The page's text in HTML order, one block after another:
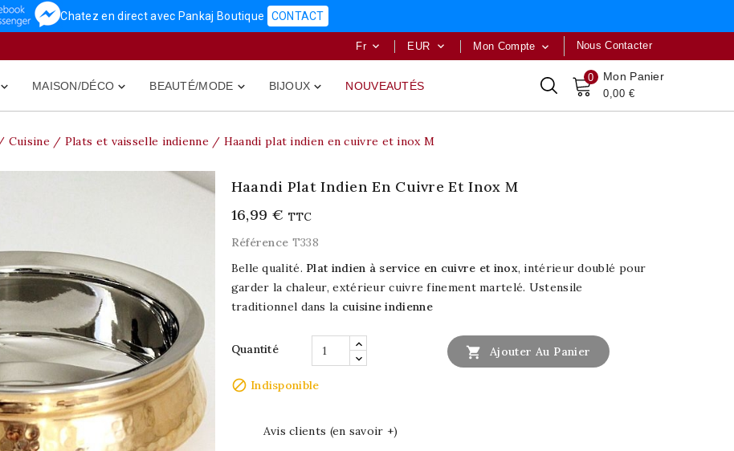
Chatez en direct avec Pankaj Boutique CONTACT
Nous Contacter
Mon Compte 
EUR 
Fr 
0 Mon Panier
0,00 €
 
MAISON/DÉCO 
BEAUTÉ/MODE 
BIJOUX NOUVEAUTÉS
Cuisine Plats et vaisselle indienne Haandi plat indien en cuivre et inox M
Haandi Plat Indien En Cuivre Et Inox M
16,99 € TTC
Référence T338
Belle qualité. Plat indien à service en cuivre et inox, intérieur doublé pour
garder la chaleur, extérieur cuivre finement martelé. Ustensile
traditionnel dans la cuisine indienne
Quantité  Ajouter Au Panier
 Indisponible
Avis clients (en savoir +)